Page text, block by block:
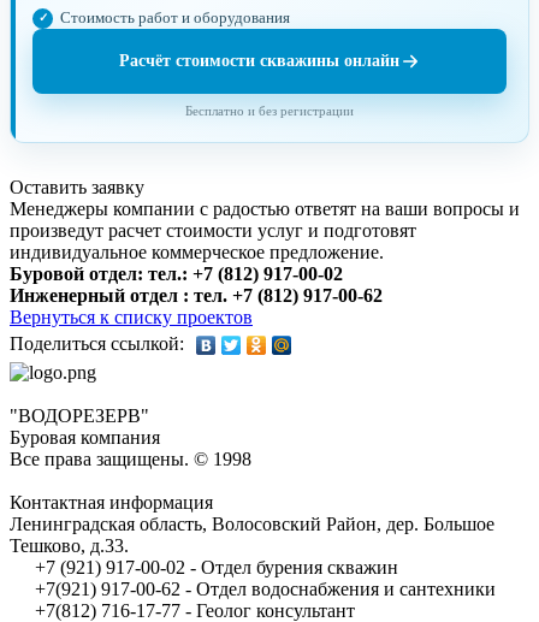
Стоимость работ и оборудования
Расчёт стоимости скважины онлайн
Бесплатно и без регистрации
Оставить заявку
Менеджеры компании с радостью ответят на ваши вопросы и
произведут расчет стоимости услуг и подготовят
индивидуальное коммерческое предложение.
Буровой отдел: тел.: +7 (812) 917-00-02
Инженерный отдел : тел. ‎+7 (812) 917-00-62
Вернуться к списку проектов
Поделиться ссылкой:
"ВОДОРЕЗЕРВ"
Буровая компания
Все права защищены. © 1998
Контактная информация
Ленинградская область, Волосовский Район, дер. Большое
Тешково, д.33.
+7 (921) 917-00-02 - Отдел бурения скважин
+7(921) 917-00-62 - Отдел водоснабжения и сантехники
+7(812) 716-17-77 - Геолог консультант